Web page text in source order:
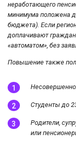
неработающего
минимума положена
бюджета). Если
доплачивают
«автоматом», без
Повышение также
Студенты до
Родители,
или